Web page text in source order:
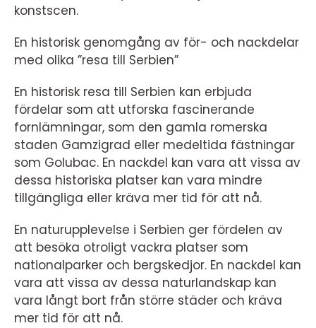
konstscen.
En historisk genomgång av för- och nackdelar
med olika ”resa till Serbien”
En historisk resa till Serbien kan erbjuda
fördelar som att utforska fascinerande
fornlämningar, som den gamla romerska
staden Gamzigrad eller medeltida fästningar
som Golubac. En nackdel kan vara att vissa av
dessa historiska platser kan vara mindre
tillgängliga eller kräva mer tid för att nå.
En naturupplevelse i Serbien ger fördelen av
att besöka otroligt vackra platser som
nationalparker och bergskedjor. En nackdel kan
vara att vissa av dessa naturlandskap kan
vara långt bort från större städer och kräva
mer tid för att nå.